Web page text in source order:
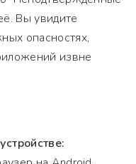
Вы увидите
опасностях,
извне